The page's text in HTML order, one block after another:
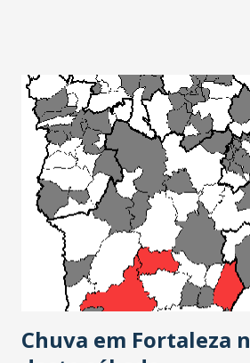
variedade de expressões culturais é
conhecimento e oferta de ações
atividades artísticas disponíveis à
Rede Pública de Equipamentos
pertencentes a Secult Ceará e
Organizações Sociais Instituto
Instituto Mirante de Arte e Cultura,
exposições, lançamento de livro,
espetáculos de dança, musical,
Chuva em Fortaleza